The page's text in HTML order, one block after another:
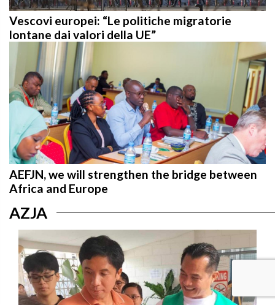
Vescovi europei: “Le politiche migratorie
lontane dai valori della UE”
AEFJN, we will strengthen the bridge between
Africa and Europe